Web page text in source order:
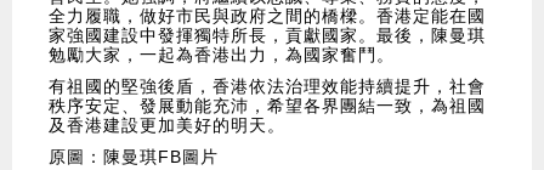
全力履職，做好市民與政府之間的橋樑。香港定能在國
家強國建設中發揮獨特所長，貢獻國家。最後，陳曼琪
勉勵大家，一起為香港出力，為國家奮鬥。
有祖國的堅強後盾，香港依法治理效能持續提升，社會
秩序安定、發展動能充沛，希望各界團結一致，為祖國
及香港建設更加美好的明天。
原圖：陳曼琪FB圖片